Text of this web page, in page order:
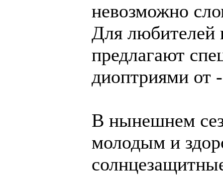
невозможно
Для любителей
предлагают
диоптриями от
В нынешнем
молодым и